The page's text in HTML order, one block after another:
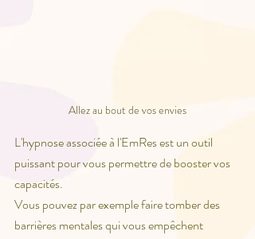
Allez au bout de vos envies
L'hypnose associée à l'EmRes est un outil
puissant pour vous permettre de booster vos
capacités.
Vous pouvez par exemple faire tomber des
barrières mentales qui vous empêchent